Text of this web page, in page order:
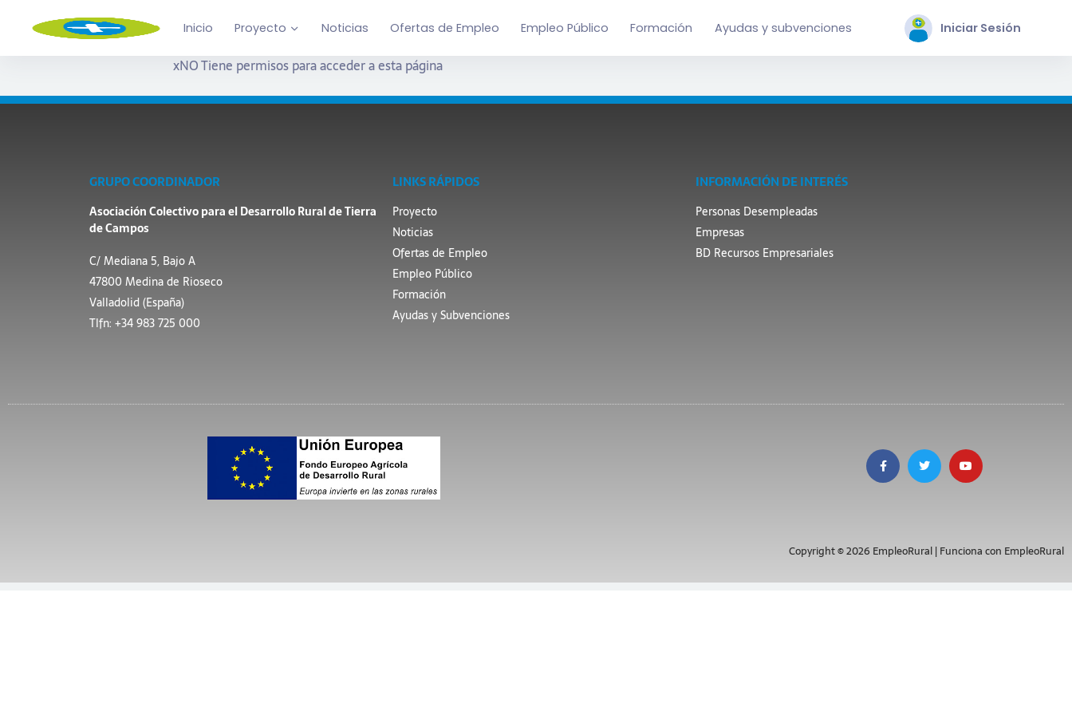
Inicio Proyecto Noticias Ofertas de Empleo Empleo Público Formación Ayudas y subvenciones Iniciar Sesión
xNO Tiene permisos para acceder a esta página
GRUPO COORDINADOR
Asociación Colectivo para el Desarrollo Rural de Tierra
de Campos
C/ Mediana 5, Bajo A
47800 Medina de Rioseco
Valladolid (España)
Tlfn: +34 983 725 000
LINKS RÁPIDOS
Proyecto
Noticias
Ofertas de Empleo
Empleo Público
Formación
Ayudas y Subvenciones
INFORMACIÓN DE INTERÉS
Personas Desempleadas
Empresas
BD Recursos Empresariales
Copyright © 2026 EmpleoRural | Funciona con EmpleoRural